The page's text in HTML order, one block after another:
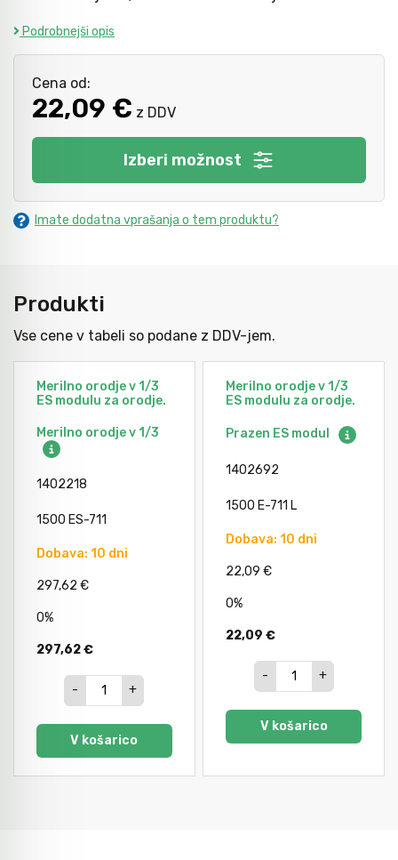
Podrobnejši opis
Cena od:
22,09 € z DDV
Izberi možnost
Imate dodatna vprašanja o tem produktu?
Produkti
Vse cene v tabeli so podane z DDV-jem.
Merilno orodje v 1/3
ES modulu za orodje.
Merilno orodje v 1/3
1402218
1500 ES-711
Dobava: 10 dni
297,62 €
0%
297,62 €
- +
V košarico
Merilno orodje v 1/3
ES modulu za orodje.
Prazen ES modul
1402692
1500 E-711 L
Dobava: 10 dni
22,09 €
0%
22,09 €
- +
V košarico
Kladiva
Točkala, dleta, luknjači in pile
Zaščitna oprema
Svetila
Inštalatersko orodje
Tesarsko orodje
Mazanje